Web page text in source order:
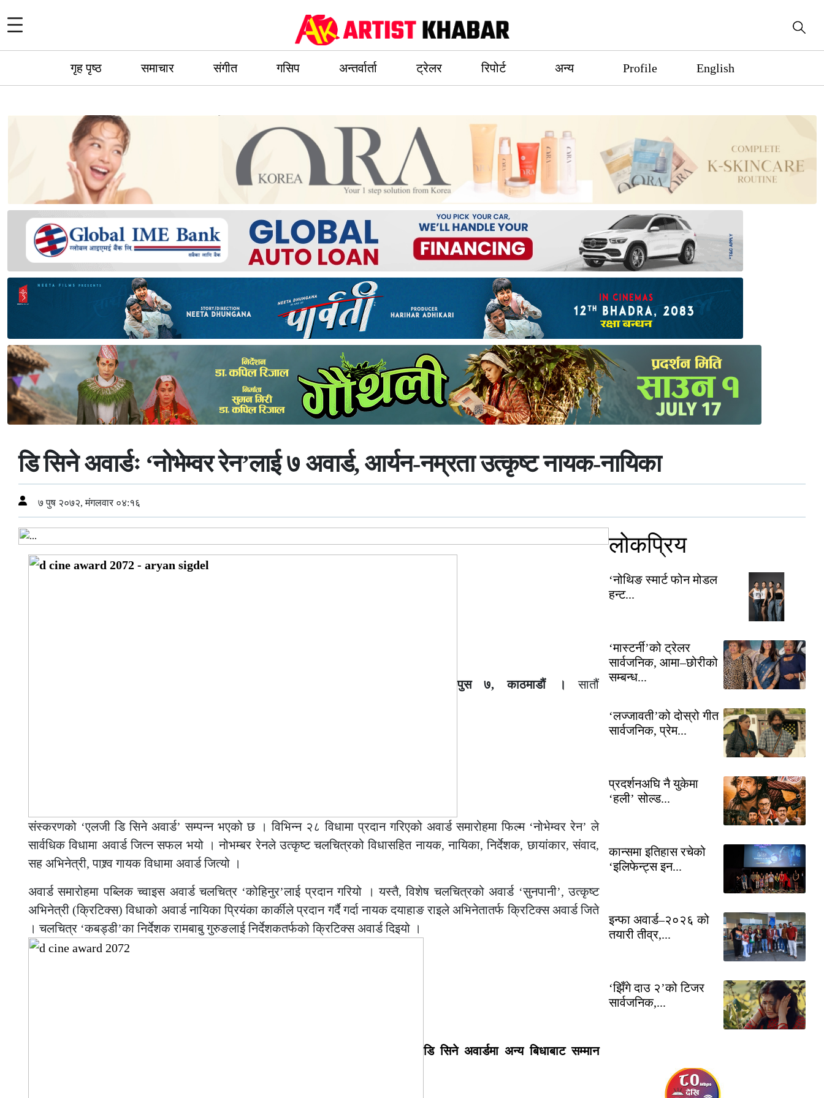
गृह पृष्ठ समाचार संगीत गसिप अन्तर्वार्ता ट्रेलर रिपोर्ट अन्य Profile English
डि सिने अवार्डः ‘नोभेम्वर रेन’लाई ७ अवार्ड, आर्यन-नम्रता उत्कृष्ट नायक-नायिका
७ पुष २०७२, मंगलवार ०४:१६
पुस ७, काठमाडौं । सातौं
संस्करणको ‘एलजी डि सिने अवार्ड’ सम्पन्न भएको छ । विभिन्न २८ विधामा प्रदान गरिएको अवार्ड समारोहमा फिल्म ‘नोभेम्वर रेन’ ले
सार्वधिक विधामा अवार्ड जित्न सफल भयो । नोभम्बर रेनले उत्कृष्ट चलचित्रको विधासहित नायक, नायिका, निर्देशक, छायांकार, संवाद,
सह अभिनेत्री, पाश्र्व गायक विधामा अवार्ड जित्यो ।
अवार्ड समारोहमा पब्लिक च्वाइस अवार्ड चलचित्र ‘कोहिनुर’लाई प्रदान गरियो । यस्तै, विशेष चलचित्रको अवार्ड ‘सुनपानी’, उत्कृष्ट
अभिनेत्री (क्रिटिक्स) विधाको अवार्ड नायिका प्रियंका कार्कीले प्रदान गर्दै गर्दा नायक दयाहाङ राइले अभिनेतातर्फ क्रिटिक्स अवार्ड जिते
। चलचित्र ‘कबड्डी’का निर्देशक रामबाबु गुरुङलाई निर्देशकतर्फको क्रिटिक्स अवार्ड दिइयो ।
डि सिने अवार्डमा अन्य बिधाबाट सम्मान
लोकप्रिय
‘नोथिङ स्मार्ट फोन मोडल
हन्ट...
‘मास्टर्नी’को ट्रेलर
सार्वजनिक, आमा–छोरीको
सम्बन्ध...
‘लज्जावती’को दोस्रो गीत
सार्वजनिक, प्रेम...
प्रदर्शनअघि नै युकेमा
‘हली’ सोल्ड...
कान्समा इतिहास रचेको
‘इलिफेन्ट्स इन...
इन्फा अवार्ड–२०२६ को
तयारी तीव्र,...
‘झिँगे दाउ २’को टिजर
सार्वजनिक,...